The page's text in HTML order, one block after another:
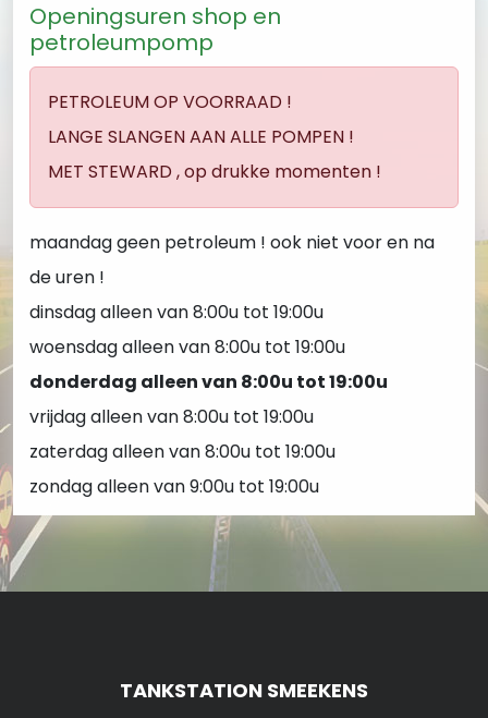
Openingsuren shop en
petroleumpomp
PETROLEUM OP VOORRAAD !
LANGE SLANGEN AAN ALLE POMPEN !
MET STEWARD , op drukke momenten !
maandaggeen petroleum ! ook niet voor en na
de uren !
dinsdagalleen van 8:00u tot 19:00u
woensdagalleen van 8:00u tot 19:00u
donderdag alleen van 8:00u tot 19:00u
vrijdagalleen van 8:00u tot 19:00u
zaterdagalleen van 8:00u tot 19:00u
zondagalleen van 9:00u tot 19:00u
TANKSTATION SMEEKENS